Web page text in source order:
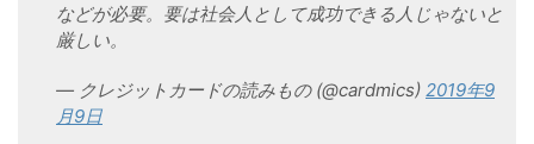
などが必要。要は社会人として成功できる人じゃないと
厳しい。
— クレジットカードの読みもの (@cardmics) 2019年9
月9日